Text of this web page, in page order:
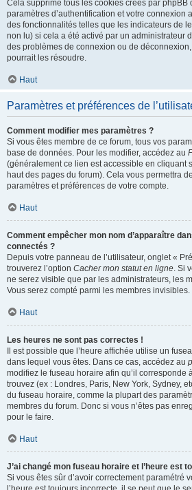
Cela supprime tous les cookies créés par phpBB
paramètres d’authentification et votre connexion
des fonctionnalités telles que les indicateurs de
non lu) si cela a été activé par un administrateur
des problèmes de connexion ou de
pourrait les résoudre.
Haut
Paramètres et préférences de
Comment modifier mes paramètres ?
Si vous êtes membre de ce forum, tous vos
base de données. Pour les modifier, accédez au
(généralement ce lien est accessible en cliquant
haut des pages du forum). Cela vous permettra
paramètres et préférences de votre compte.
Haut
Comment empêcher mon nom d’apparaître
connectés ?
Depuis votre panneau de l’utilisateur, onglet «
trouverez l’option Cacher mon statut en ligne. Si
ne serez visible que par les administrateurs, les
Vous serez compté parmi les membres invisibles.
Haut
Les heures ne sont pas correctes !
Il est possible que l’heure affichée utilise un
dans lequel vous êtes. Dans ce cas, accédez au
modifiez le fuseau horaire afin qu’il corresponde
trouvez (ex : Londres, Paris, New York, Sydney,
du fuseau horaire, comme la plupart des
membres du forum. Donc si vous n’êtes pas
pour le faire.
Haut
J’ai changé mon fuseau horaire et l’heure est
Si vous êtes sûr d’avoir correctement paramétré